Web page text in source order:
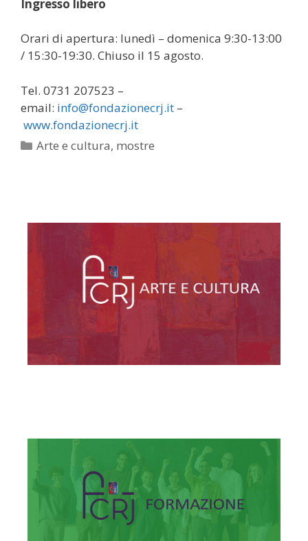
Ingresso libero
Orari di apertura: lunedì – domenica 9:30-13:00
/ 15:30-19:30. Chiuso il 15 agosto.
Tel. 0731 207523 –
email: info@fondazionecrj.it –
www.fondazionecrj.it
Categorie
Arte e cultura, mostre